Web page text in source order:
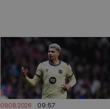
09.08.2026 09:57